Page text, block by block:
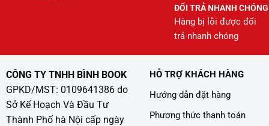
ĐỔI TRẢ NHANH CHÓNG
Hàng bị lỗi được đổi
trả nhanh chóng
CÔNG TY TNHH BÌNH BOOK
GPKD/MST: 0109641386 do
Sở Kế Hoạch Và Đầu Tư
Thành Phố hà Nội cấp ngày
HỖ TRỢ KHÁCH HÀNG
Hướng dẫn đặt hàng
Phương thức thanh toán